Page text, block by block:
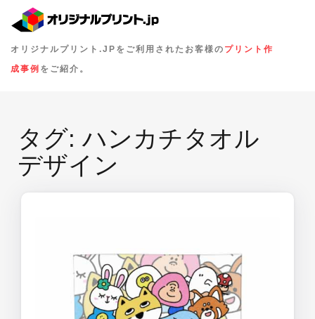
オリジナルプリント.JPをご利用されたお客様の プリント作
成事例 をご紹介。
タグ: ハンカチタオル
デザイン